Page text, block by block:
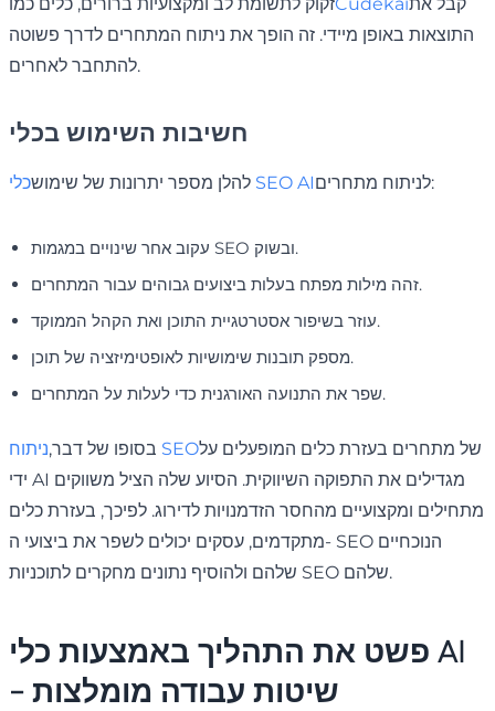
התוצאות באופן מיידי. זה הופך את ניתוח המתחרים לדרך פשוטה
להתחבר לאחרים.
חשיבות השימוש בכלי
להלן מספר יתרונות של שימוש כלי SEO AI לניתוח מתחרים:
עקוב אחר שינויים במגמות SEO ובשוק.
זהה מילות מפתח בעלות ביצועים גבוהים עבור המתחרים.
עוזר בשיפור אסטרטגיית התוכן ואת הקהל הממוקד.
מספק תובנות שימושיות לאופטימיזציה של תוכן.
שפר את התנועה האורגנית כדי לעלות על המתחרים.
בסופו של דבר, ניתוח SEOשל מתחרים בעזרת כלים המופעלים על
ידי AI מגדילים את התפוקה השיווקית. הסיוע שלה הציל משווקים
מתחילים ומקצועיים מהחסר הזדמנויות לדירוג. לפיכך, בעזרת כלים
מתקדמים, עסקים יכולים לשפר את ביצועי ה- SEO הנוכחיים
שלהם ולהוסיף נתונים מחקרים לתוכניות SEO שלהם.
פשט את התהליך באמצעות כלי AI
- שיטות עבודה מומלצות